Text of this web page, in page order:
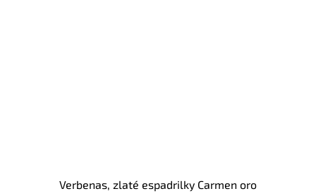
Verbenas, zlaté espadrilky Carmen oro